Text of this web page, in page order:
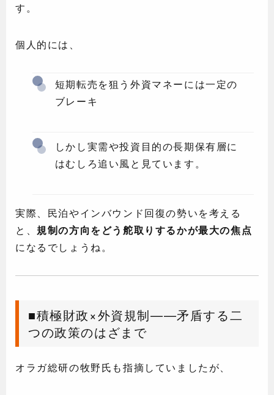
す。
個人的には、
短期転売を狙う外資マネーには一定の
ブレーキ
しかし実需や投資目的の長期保有層に
はむしろ追い風と見ています。
実際、民泊やインバウンド回復の勢いを考える
と、規制の方向をどう舵取りするかが最大の焦点
になるでしょうね。
■積極財政×外資規制——矛盾する二
つの政策のはざまで
オラガ総研の牧野氏も指摘していましたが、